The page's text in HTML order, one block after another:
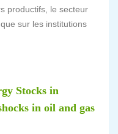
productifs, le secteur
sur les institutions
Stocks in
in oil and gas